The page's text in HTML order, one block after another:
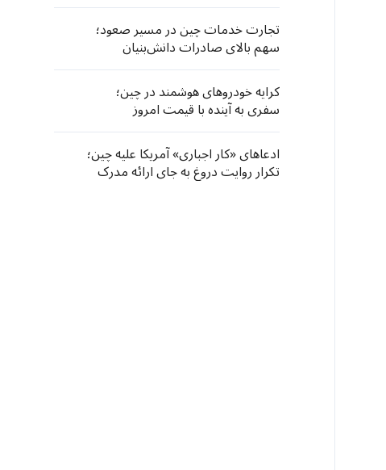
تجارت خدمات چین در مسیر صعود؛
سهم بالای صادرات دانش‌بنیان
کرایه خودروهای هوشمند در چین؛
سفری به آینده با قیمت امروز
ادعاهای «کار اجباری» آمریکا علیه چین؛
تکرار روایت دروغ به جای ارائه مدرک